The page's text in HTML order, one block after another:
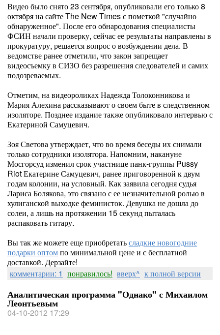
Видео было снято 23 сентября, опубликовали его только 8
октября на сайте The New Times с пометкой "случайно
обнаруженное". После его обнародования специалисты
ФСИН начали проверку, сейчас ее результаты направлены в
прокуратуру, решается вопрос о возбуждении дела. В
ведомстве ранее отметили, что закон запрещает
видеосъемку в СИЗО без разрешения следователей и самих
подозреваемых.
Отметим, на видеороликах Надежда Толоконникова и
Мария Алехина рассказывают о своем быте в следственном
изоляторе. Позднее издание также опубликовало интервью с
Екатериной Самуцевич.
Зоя Светова утверждает, что во время беседы их снимали
только сотрудники изолятора. Напомним, накануне
Мосгорсуд изменил срок участнице панк-группы Pussy
Riot Екатерине Самуцевич, ранее приговоренной к двум
годам колонии, на условный. Как заявила сегодня судья
Лариса Болякова, это связано с ее незначительной ролью в
хулиганской выходке феминисток. Девушка не дошла до
солеи, а лишь на протяжении 15 секунд пыталась
распаковать гитару.
Вы так же можете еще приобретатьсладкие новогодние
подарки оптомпо минимальной цене и с бесплатной
доставкой. Дерзайте!
комментарии: 1 понравилось! вверх^ к полной версии
Аналитическая программа "Однако" с Михаилом
Леонтьевым
04-10-2012 17:29